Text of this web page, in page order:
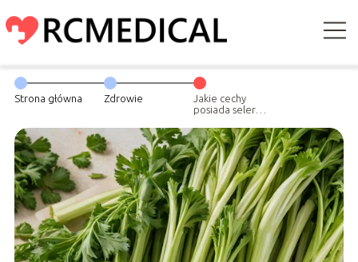
Strona główna Zdrowie
Jakie cechy
posiada seler
Dlaczego
dobrze jest go
spożywać?